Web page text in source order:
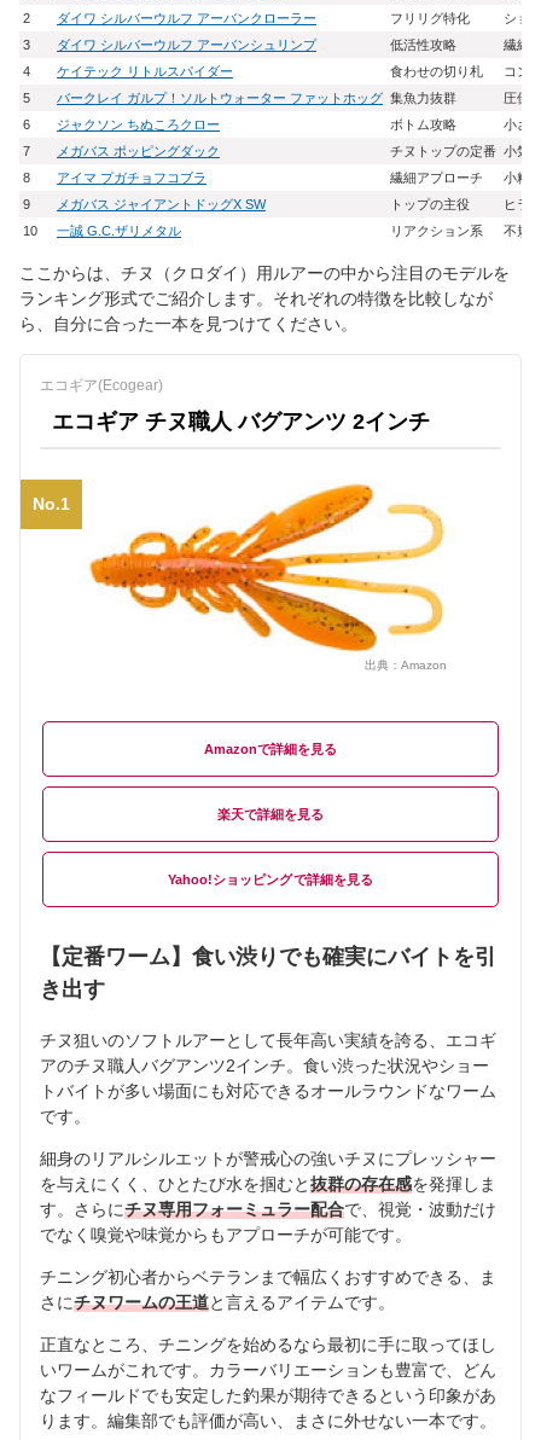
2
ダイワ シルバーウルフ アーバンクローラー フリリグ特化
ショ
3
ダイワ シルバーウルフ アーバンシュリンプ 低活性攻略
繊細
4
ケイテック リトルスパイダー 食わせの切り札
コン
5
バークレイ ガルプ！ソルトウォーター ファットホッグ 集魚力抜群
圧倒
6
ジャクソン ちぬころクロー ボトム攻略
小さ
7
メガバス ポッピングダック チヌトップの定番 小気
8
アイマ プガチョフコブラ 繊細アプローチ
小粒
9
メガバス ジャイアントドッグX SW トップの主役
ヒラ
10
一誠 G.C.ザリメタル リアクション系 不規
ここからは、チヌ（クロダイ）用ルアーの中から注目のモデルを
ランキング形式でご紹介します。それぞれの特徴を比較しなが
ら、自分に合った一本を見つけてください。
エコギア(Ecogear)
エコギア チヌ職人 バグアンツ 2インチ
No.1
出典： Amazon
Amazon
楽天
Yahoo!ショッピング
【定番ワーム】食い渋りでも確実にバイトを引
き出す
チヌ狙いのソフトルアーとして長年高い実績を誇る、エコギ
アのチヌ職人バグアンツ2インチ。食い渋った状況やショー
トバイトが多い場面にも対応できるオールラウンドなワーム
です。
細身のリアルシルエットが警戒心の強いチヌにプレッシャー
を与えにくく、ひとたび水を掴むと抜群の存在感を発揮しま
す。さらにチヌ専用フォーミュラー配合で、視覚・波動だけ
でなく嗅覚や味覚からもアプローチが可能です。
チニング初心者からベテランまで幅広くおすすめできる、ま
さにチヌワームの王道と言えるアイテムです。
正直なところ、チニングを始めるなら最初に手に取ってほし
いワームがこれです。カラーバリエーションも豊富で、どん
なフィールドでも安定した釣果が期待できるという印象があ
ります。編集部でも評価が高い、まさに外せない一本です。